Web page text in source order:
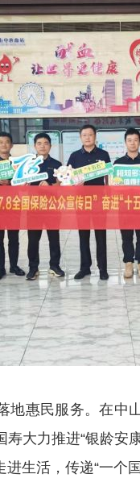
地惠民服务。在中
大力推进“银龄安
生活，传递“一个